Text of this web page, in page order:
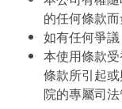
的任何條款而
如有任何爭議
本使用條款
條款所引起
院的專屬司法